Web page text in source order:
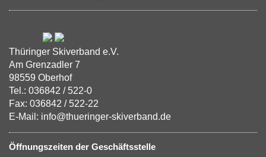
Thüringer Skiverband e.V.
Am Grenzadler 7
98559 Oberhof
Tel.: 036842 / 522-0
Fax: 036842 / 522-22
E-Mail: info@thueringer-skiverband.de
Öffnungszeiten der Geschäftsstelle